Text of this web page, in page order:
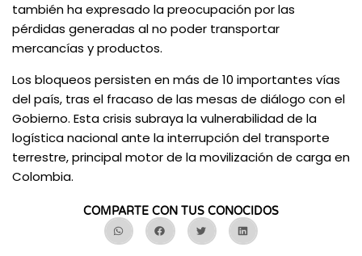
también ha expresado la preocupación por las
pérdidas generadas al no poder transportar
mercancías y productos.
Los bloqueos persisten en más de 10 importantes vías
del país, tras el fracaso de las mesas de diálogo con el
Gobierno. Esta crisis subraya la vulnerabilidad de la
logística nacional ante la interrupción del transporte
terrestre, principal motor de la movilización de carga en
Colombia.
COMPARTE CON TUS CONOCIDOS